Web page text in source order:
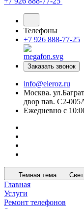
Телефоны
+7 926 888-77-25
Заказать звонок
info@eleroz.ru
Москва.
двор пав. C2-
Ежедневно с
Темная тема
Главная
Услуги
Ремонт телефонов